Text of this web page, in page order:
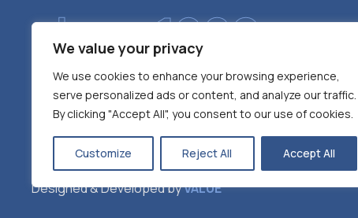
We value your privacy
We use cookies to enhance your browsing experience,
serve personalized ads or content, and analyze our traffic.
By clicking "Accept All", you consent to our use of cookies.
Customize Reject All Accept All
since 1980
Designed & Developed byVALUE